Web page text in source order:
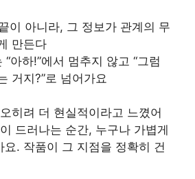
이 아니라, 그 정보가 관계의 무
만든다
아하!”에서 멈추지 않고 “그럼
거지?”로 넘어가요
히려 더 현실적이라고 느꼈어
드러나는 순간, 누구나 가볍게
요. 작품이 그 지점을 정확히 건